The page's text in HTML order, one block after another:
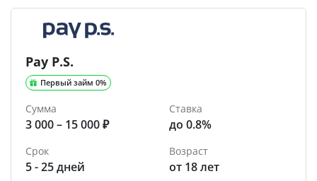
Pay P.S.
Первый займ 0%
Сумма
3 000 – 15 000 ₽
Ставка
до 0.8%
Срок
5 - 25 дней
Возраст
от 18 лет